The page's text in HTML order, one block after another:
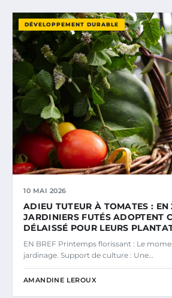
DÉVELOPPEMENT DURABLE
10 MAI 2026
ADIEU TUTEUR À TOMATES : EN
JARDINIERS FUTÉS ADOPTENT
DÉLAISSÉ POUR LEURS
EN BREF Printemps florissant : Le
jardinage. Support de culture : Une…
AMANDINE LEROUX